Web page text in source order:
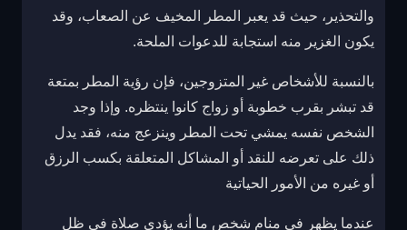
والتحذير، حيث قد يعبر المطر المخيف عن الصعاب، وقد
يكون الغزير منه استجابة للدعوات الملحة.
بالنسبة للأشخاص غير المتزوجين، فإن رؤية المطر بمتعة
قد تبشر بقرب خطوبة أو زواج كانوا ينتظره. وإذا وجد
الشخص نفسه يمشي تحت المطر وينزعج منه، فقد يدل
ذلك على تعرضه للنقد أو المشاكل المتعلقة بكسب الرزق
أو غيره من الأمور الحياتية
عندما يظهر في منام شخص ما أنه يؤدي صلاة في ظل